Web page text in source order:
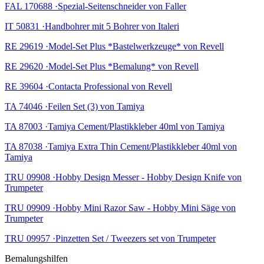
FAL 170688 ·Spezial-Seitenschneider von Faller
IT 50831 ·Handbohrer mit 5 Bohrer von Italeri
RE 29619 ·Model-Set Plus *Bastelwerkzeuge* von Revell
RE 29620 ·Model-Set Plus *Bemalung* von Revell
RE 39604 ·Contacta Professional von Revell
TA 74046 ·Feilen Set (3) von Tamiya
TA 87003 ·Tamiya Cement/Plastikkleber 40ml von Tamiya
TA 87038 ·Tamiya Extra Thin Cement/Plastikkleber 40ml von
Tamiya
TRU 09908 ·Hobby Design Messer - Hobby Design Knife von
Trumpeter
TRU 09909 ·Hobby Mini Razor Saw - Hobby Mini Säge von
Trumpeter
TRU 09957 ·Pinzetten Set / Tweezers set von Trumpeter
Bemalungshilfen